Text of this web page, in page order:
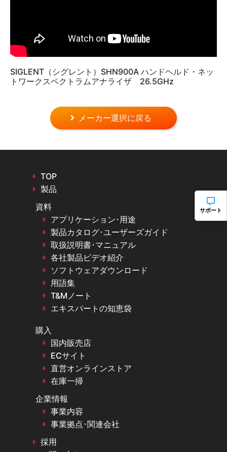
SIGLENT（シグレント）SHN900A ハンドヘルド・ネッ
トワークスペクトラムアナライザ 26.5GHz
メーカー選択に戻る
TOP
製品
資料
アプリケーション･用途
製品カタログ･ユーザーズガイド
取扱説明書･マニュアル
各社製品ビデオ紹介
ソフトウェアダウンロード
用語集
T&Mノート
エキスパートの知恵袋
購入
国内販売店
ECサイト
直営オンラインストア
在庫一掃
企業情報
事業内容
事業拠点･関連会社
採用
サポート